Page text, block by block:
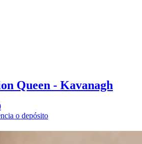
Queen - Kavanagh
o depósito